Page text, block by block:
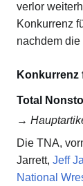
verlor
Konkurrenz
nachdem
Konkurrenz
Total
→
Die TNA,
Jarrett, Jeff
National